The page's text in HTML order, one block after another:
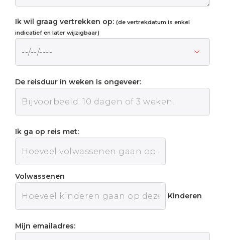
Ik wil graag vertrekken op: (de vertrekdatum is enkel
indicatief en later wijzigbaar)
De reisduur in weken is ongeveer:
Ik ga op reis met:
Volwassenen
Kinderen
Mijn emailadres: